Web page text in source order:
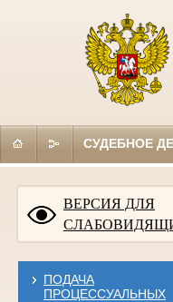
СУДЕБНОЕ
ВЕРСИЯ ДЛЯ
ПОДАЧА
ПРОЦЕССУАЛЬНЫХ